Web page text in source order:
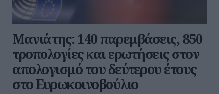
Μανιάτης: 140 παρεμβάσεις, 850
τροπολογίες και ερωτήσεις στον
απολογισμό του δεύτερου έτους
στο Ευρωκοινοβούλιο